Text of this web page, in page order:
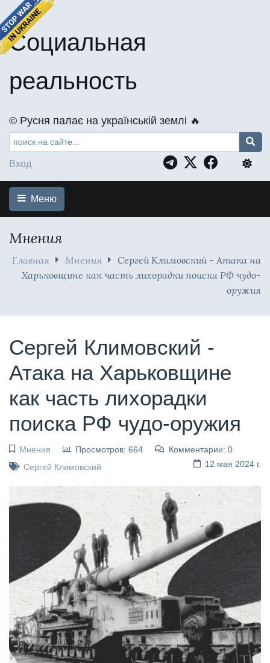
Социальная
реальность
©️ Русня палає на українській землі 🔥
Вход
Меню
Мнения
Главная Мнения
Сергей Климовский - Атака на
Харьковщине как часть лихорадки поиска РФ чудо-
оружия
Сергей Климовский -
Атака на Харьковщине
как часть лихорадки
поиска РФ чудо-оружия
Мнения Просмотров: 664
Комментарии: 0
12 мая 2024 г.
Сергей Климовский